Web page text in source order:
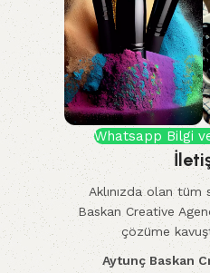
Whatsapp Bilgi
Aklınızda olan tüm
Baskan Creative
çözüme
Aytunç Baskan